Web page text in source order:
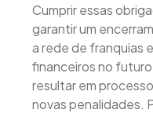
Cumprir essas
garantir um
a rede de franquias
financeiros no
resultar em
novas penalidades.